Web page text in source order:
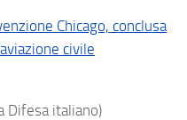
Chicago, conclusa
civile
Difesa italiano)